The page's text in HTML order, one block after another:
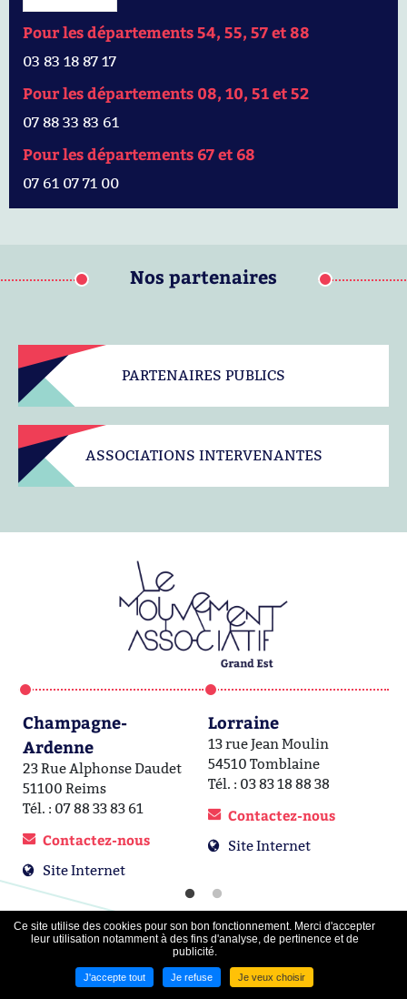
Ce site utilise des cookies pour son bon fonctionnement. Merci d'accepter
leur utilisation notamment à des fins d'analyse, de pertinence et de
publicité.
J'accepte tout Je refuse Je veux choisir
Pour les départements 54, 55, 57 et 88
03 83 18 87 17
Pour les départements 08, 10, 51 et 52
07 88 33 83 61
Pour les départements 67 et 68
07 61 07 71 00
Nos partenaires
PARTENAIRES PUBLICS
ASSOCIATIONS INTERVENANTES
Champagne-
Ardenne
23 Rue Alphonse Daudet
51100 Reims
Tél. : 07 88 33 83 61
Contactez-nous
Site Internet
Lorraine
13 rue Jean Moulin
54510 Tomblaine
Tél. : 03 83 18 88 38
Contactez-nous
Site Internet
Mentions légales-Plan du site
personnelles-Nous contacter